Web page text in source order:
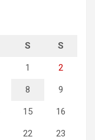
S S
1 2
8 9
15 16
22 23